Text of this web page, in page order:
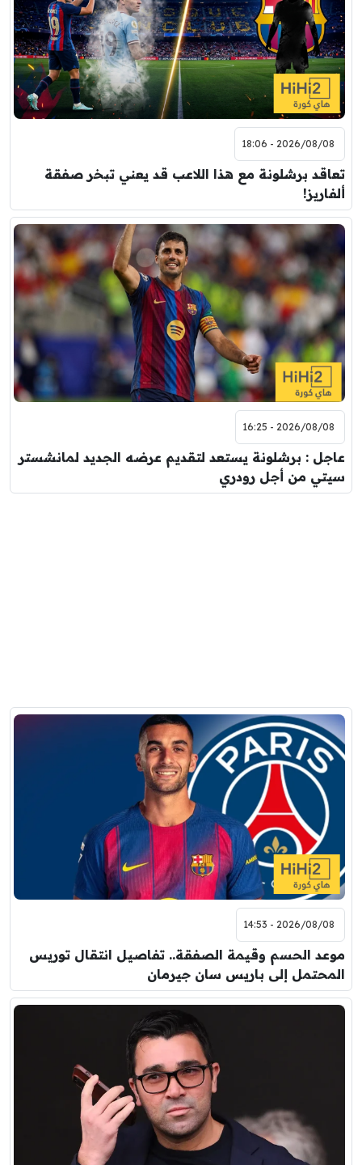
2026/08/08 - 18:06
تعاقد برشلونة مع هذا اللاعب قد يعني تبخر صفقة
ألفاريز!
2026/08/08 - 16:25
عاجل : برشلونة يستعد لتقديم عرضه الجديد لمانشستر
سيتي من أجل رودري
2026/08/08 - 14:53
موعد الحسم وقيمة الصفقة.. تفاصيل انتقال توريس
المحتمل إلى باريس سان جيرمان